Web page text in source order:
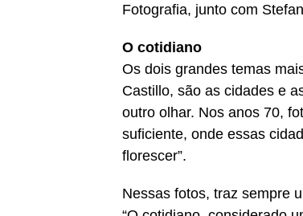
Fotografia, junto com
O cotidiano
Os dois grandes temas
Castillo, são as cidades e
outro olhar. Nos anos 70,
suficiente, onde essas
florescer”.
Nessas fotos, traz sempre